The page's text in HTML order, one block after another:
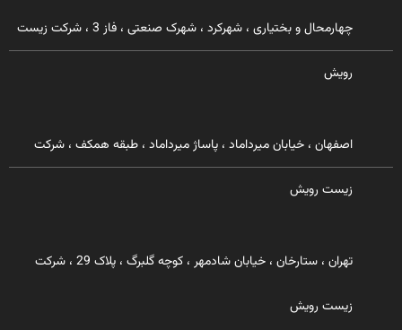
چهارمحال و بختیاری ، شهرکرد ، شهرک صنعتی ، فاز 3 ، شرکت زیست
رویش
اصفهان ، خیابان میرداماد ، پاساژ میرداماد ، طبقه همکف ، شرکت
زیست رویش
تهران ، ستارخان ، خیابان شادمهر ، کوچه گلبرگ ، پلاک 29 ، شرکت
زیست رویش